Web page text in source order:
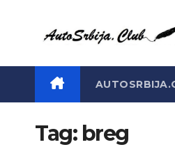
Tag: breg